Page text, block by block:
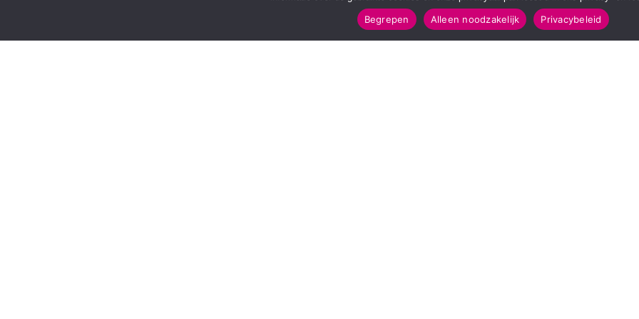
Begrepen Alleen noodzakelijk Privacybeleid